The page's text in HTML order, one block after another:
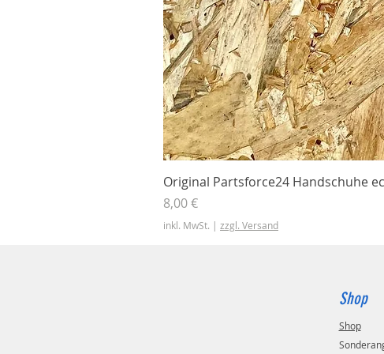
Original Partsforce24 Handschuhe
Preis
8,00 €
inkl. MwSt. | zzgl. Versand
Shop
Shop